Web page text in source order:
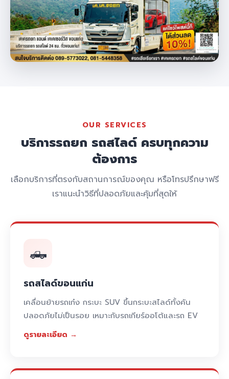
OUR SERVICES
บริการรถยก รถสไลด์ ครบทุกความ
ต้องการ
เลือกบริการที่ตรงกับสถานการณ์ของคุณ หรือโทรปรึกษาฟรี
เราแนะนำวิธีที่ปลอดภัยและคุ้มที่สุดให้
🛻
รถสไลด์ขอนแก่น
เคลื่อนย้ายรถเก๋ง กระบะ SUV ขึ้นกระบะสไลด์ทั้งคัน
ปลอดภัยไม่เป็นรอย เหมาะกับรถเกียร์ออโต้และรถ EV
ดูรายละเอียด →